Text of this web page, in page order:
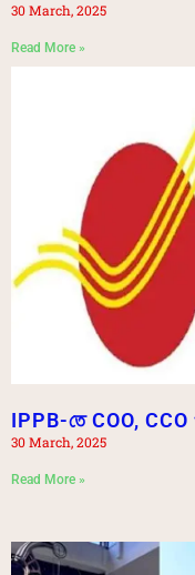
30 March, 2025
Read More »
IPPB-তে COO, CCO
30 March, 2025
Read More »